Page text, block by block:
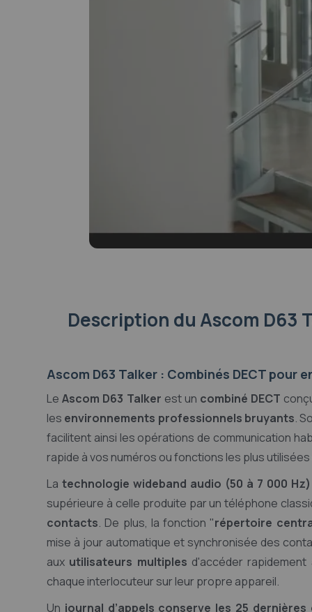
Description du Ascom D63
Ascom D63 Talker : Combinés DECT pour
LeAscom D63 Talker est un combiné DECT
les environnements professionnels bruyants.
facilitent ainsi les opérations de communication
rapide à vos numéros ou fonctions les plus utilisées
La technologie wideband audio (50 à 7 000 Hz)
supérieure à celle produite par un téléphone
contacts. De plus, la fonction "répertoire
mise à jour automatique et synchronisée des
aux utilisateurs multiples d'accéder
chaque interlocuteur sur leur propre appareil.
Un journal d’appels conserve les 25